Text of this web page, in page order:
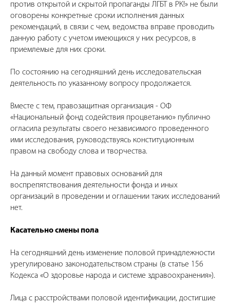
против открытой и скрытой пропаганды ЛГБТ в РК!» не были
оговорены конкретные сроки исполнения данных
рекомендаций, в связи с чем, ведомства вправе проводить
данную работу с учетом имеющихся у них ресурсов, в
приемлемые для них сроки.
По состоянию на сегодняшний день исследовательская
деятельность по указанному вопросу продолжается.
Вместе с тем, правозащитная организация - ОФ
«Национальный фонд содействия процветанию» публично
огласила результаты своего независимого проведенного
ими исследования, руководствуясь конституционным
правом на свободу слова и творчества.
На данный момент правовых оснований для
воспрепятствования деятельности фонда и иных
организаций в проведении и оглашении таких исследований
нет.
Касательно смены пола
На сегодняшний день изменение половой принадлежности
урегулировано законодательством страны (в статье 156
Кодекса «О здоровье народа и системе здравоохранения»).
Лица с расстройствами половой идентификации, достигшие